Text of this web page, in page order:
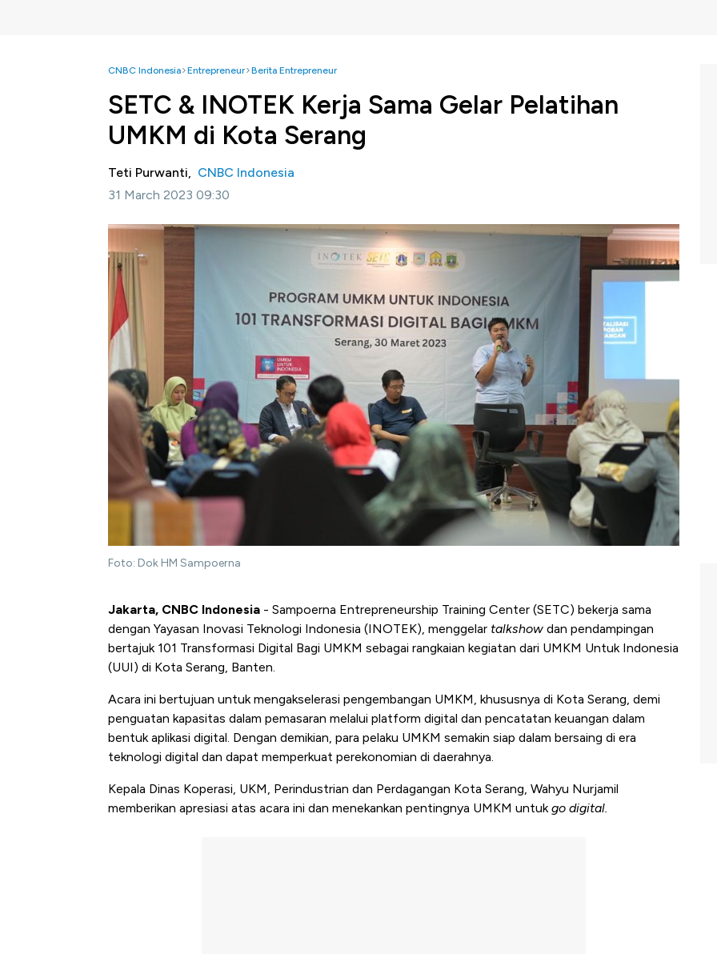
CNBC Indonesia Entrepreneur Berita Entrepreneur
SETC & INOTEK Kerja Sama Gelar Pelatihan
UMKM di Kota Serang
Teti Purwanti, CNBC Indonesia
31 March 2023 09:30
Foto: Dok HM Sampoerna
Jakarta, CNBC Indonesia - Sampoerna Entrepreneurship Training Center (SETC) bekerja sama
dengan Yayasan Inovasi Teknologi Indonesia (INOTEK), menggelar talkshow dan pendampingan
bertajuk 101 Transformasi Digital Bagi UMKM sebagai rangkaian kegiatan dari UMKM Untuk Indonesia
(UUI) di Kota Serang, Banten.
Acara ini bertujuan untuk mengakselerasi pengembangan UMKM, khususnya di Kota Serang, demi
penguatan kapasitas dalam pemasaran melalui platform digital dan pencatatan keuangan dalam
bentuk aplikasi digital. Dengan demikian, para pelaku UMKM semakin siap dalam bersaing di era
teknologi digital dan dapat memperkuat perekonomian di daerahnya.
Kepala Dinas Koperasi, UKM, Perindustrian dan Perdagangan Kota Serang, Wahyu Nurjamil
memberikan apresiasi atas acara ini dan menekankan pentingnya UMKM untukgo digital.